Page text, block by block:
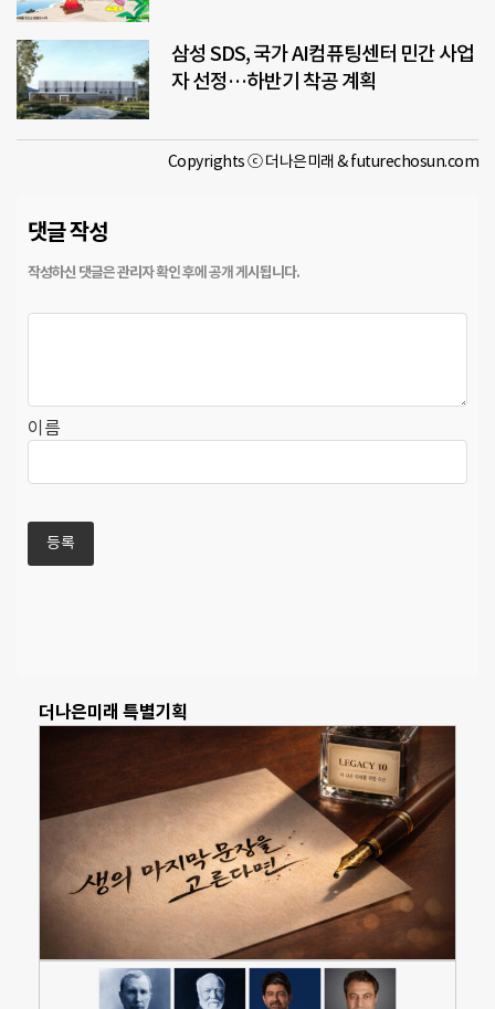
삼성 SDS, 국가 AI컴퓨팅센터 민간 사업
자 선정…하반기 착공 계획
Copyrights ⓒ 더나은미래 & futurechosun.com
댓글 작성
이름
더나은미래 특별기획